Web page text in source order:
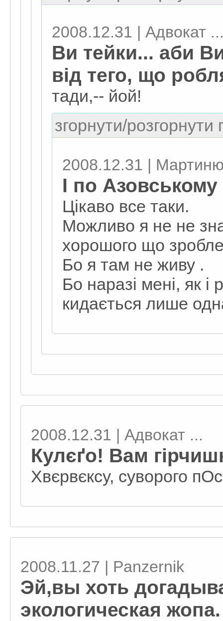
2008.12.31 | Адвокат
Ви тейки... аби
від тего, що
тади,-- йой!
згорнути/розгорнути
2008.12.31 |
І по Азовському
Цікаво все таки.
Можливо я не не
хорошого що
Бо я там не живу .
Бо наразі мені, як і
кидається лише
2008.12.31 | Адвокат ...
Кулєґо! Вам
Хвєрвєксу, суворого
2008.11.27 | Panzernik
Эй,вы хоть
экологическая жопа.